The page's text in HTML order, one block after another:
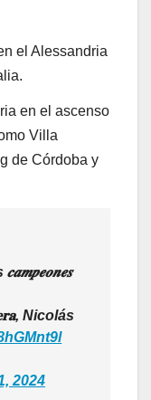
el Alessandria
en el ascenso
Villa
de Córdoba y
Nicolás
2024